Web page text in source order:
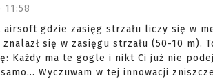
11:58
airsoft gdzie zasięg strzału liczy się w
się w zasięgu strzału (50-10 m).
Każdy ma te gogle i nikt Ci już nie
Wyczuwam w tej innowacji